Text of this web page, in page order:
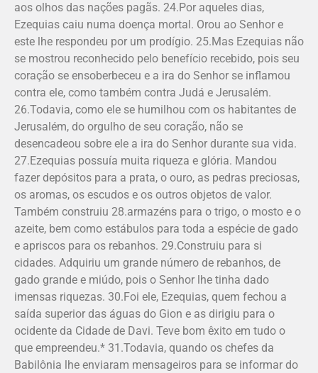
aos olhos das nações pagãs. 24.Por aqueles dias,
Ezequias caiu numa doença mortal. Orou ao Senhor e
este lhe respondeu por um prodígio. 25.Mas Ezequias não
se mostrou reconhecido pelo benefício recebido, pois seu
coração se ensoberbeceu e a ira do Senhor se inflamou
contra ele, como também contra Judá e Jerusalém.
26.Todavia, como ele se humilhou com os habitantes de
Jerusalém, do orgulho de seu coração, não se
desencadeou sobre ele a ira do Senhor durante sua vida.
27.Ezequias possuía muita riqueza e glória. Mandou
fazer depósitos para a prata, o ouro, as pedras preciosas,
os aromas, os escudos e os outros objetos de valor.
Também construiu 28.armazéns para o trigo, o mosto e o
azeite, bem como estábulos para toda a espécie de gado
e apriscos para os rebanhos. 29.Construiu para si
cidades. Adquiriu um grande número de rebanhos, de
gado grande e miúdo, pois o Senhor lhe tinha dado
imensas riquezas. 30.Foi ele, Ezequias, quem fechou a
saí­da superior das águas do Gion e as dirigiu para o
ocidente da Cidade de Davi. Teve bom êxito em tudo o
que empreendeu.* 31.Todavia, quando os chefes da
Babilônia lhe enviaram mensageiros para se informar do